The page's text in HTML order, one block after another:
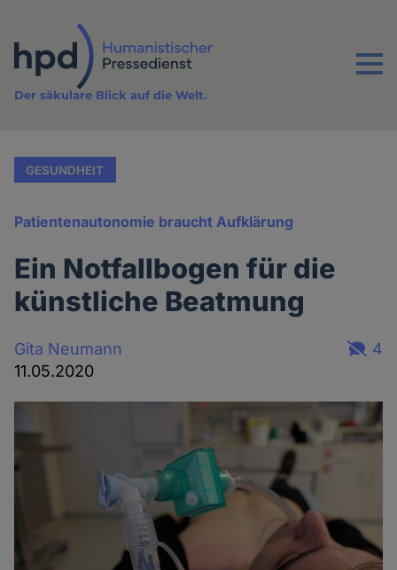
Inhalt
Menu
Der säkulare Blick auf die Welt.
GESUNDHEIT
Patientenautonomie braucht Aufklärung
Ein Notfallbogen für die
künstliche Beatmung
Gita Neumann
11.05.2020
4